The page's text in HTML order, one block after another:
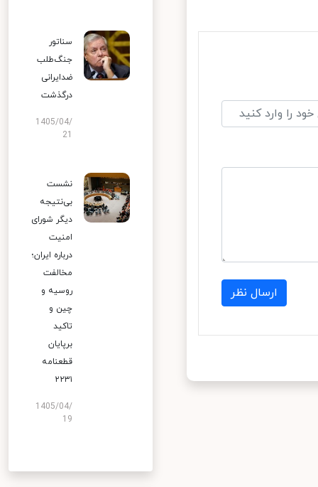
ارسال نظر
سناتور
جنگ‌طلب
ضدایرانی
درگذشت
1405/04/
نشست
بی‌نتیجه
دیگر شورای
امنیت
درباره ایران؛
مخالفت
روسیه و
چین و
تاکید
برپایان
قطعنامه
۲۲۳۱
1405/04/
19